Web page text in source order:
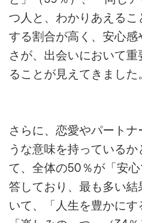
つ人と、わかりあえる
する割合が高く、安心
さが、出会いにおいて
ることが見えてきました。
さらに、恋愛やパートナ
うな意味を持っている
て、全体の50％が「安
答しており、最も多い
いて、「人生を豊かにす